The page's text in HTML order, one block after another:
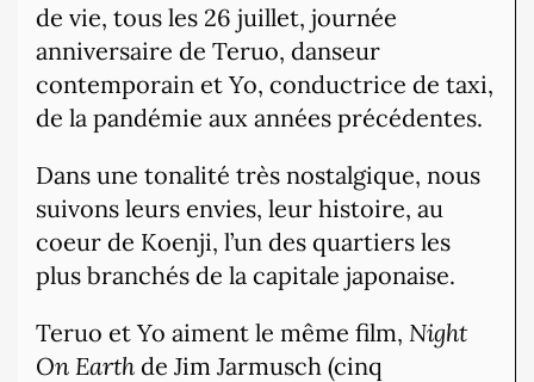
de vie, tous les 26 juillet, journée
anniversaire de Teruo, danseur
contemporain et Yo, conductrice de taxi,
de la pandémie aux années précédentes.
Dans une tonalité très nostalgique, nous
suivons leurs envies, leur histoire, au
coeur de Koenji, l’un des quartiers les
plus branchés de la capitale japonaise.
Teruo et Yo aiment le même film, Night
On Earth de Jim Jarmusch (cinq